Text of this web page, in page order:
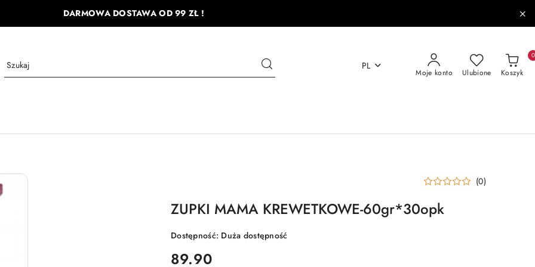
DARMOWA DOSTAWA OD 99 ZŁ !
PL
Moje konto Ulubione Koszyk
0
(0)
ZUPKI MAMA KREWETKOWE-60gr*30opk
Dostępność: Duża dostępność
cena:
89.90